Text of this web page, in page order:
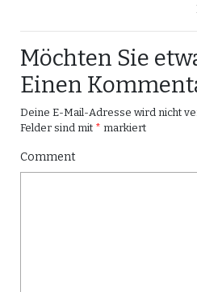
Möchten Sie
Einen
Deine E-Mail-Adresse wird nicht
Felder sind mit * markiert
Comment